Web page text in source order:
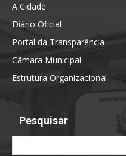
A Cidade
Diário Oficial
Portal da Transparência
Câmara Municipal
Estrutura Organizacional
Pesquisar